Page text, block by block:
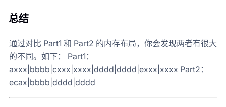
总结
通过对比 Part1 和 Part2 的内存布局，你会发现两者有很大
的不同。如下： Part1：
axxx|bbbb|cxxx|xxxx|dddd|dddd|exxx|xxxx Part2：
ecax|bbbb|dddd|dddd